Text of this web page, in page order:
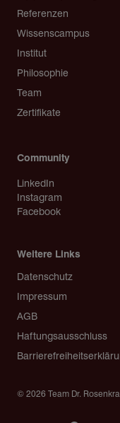
Referenzen
Wissenscampus
Institut
Philosophie
Team
Zertifikate
Community
LinkedIn
Instagram
Facebook
Weitere Links
Copyright
Datenschutz
Impressum
AGB
Haftungsausschluss
© 2026 Team Dr.